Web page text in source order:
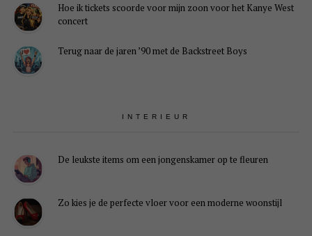
Hoe ik tickets scoorde voor mijn zoon voor het Kanye West
concert
Terug naar de jaren ’90 met de Backstreet Boys
INTERIEUR
De leukste items om een jongenskamer op te fleuren
Zo kies je de perfecte vloer voor een moderne woonstijl